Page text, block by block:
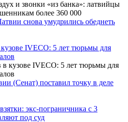
снова умудрились обеднеть
IVECO: 5 лет тюрьмы для
(Сенат) поставил точку в деле
экс-пограничника с 3
под суд